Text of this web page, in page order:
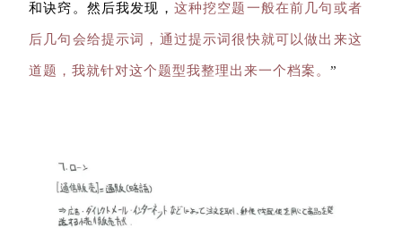
和诀窍。然后我发现， 这种挖空题一般在前几句或者
后几句会给提示词，通过提示词很快就可以做出来这
道题，我就针对这个题型我整理出来一个档案。 ”